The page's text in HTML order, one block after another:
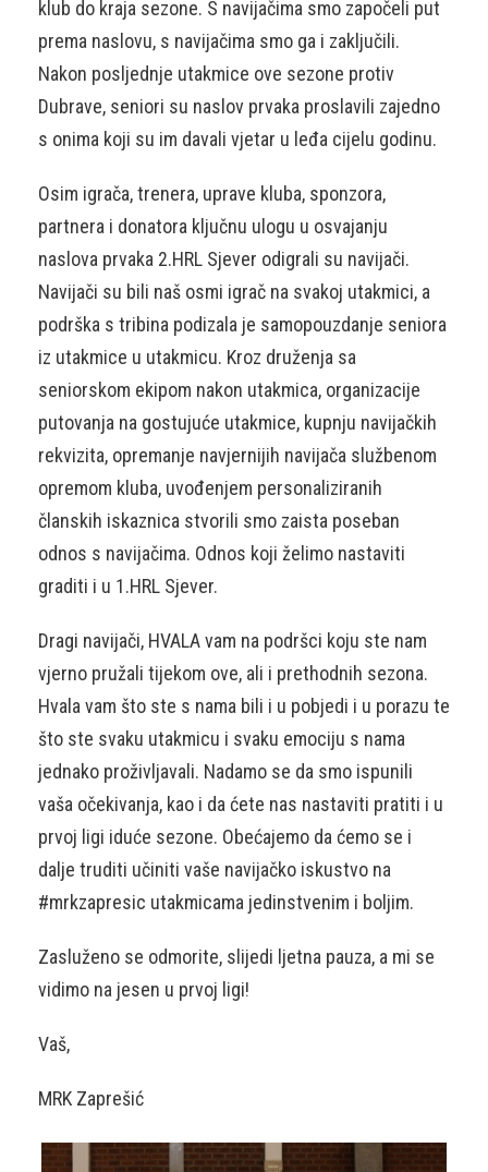
klub do kraja sezone. S navijačima smo započeli put
prema naslovu, s navijačima smo ga i zaključili.
Nakon posljednje utakmice ove sezone protiv
Dubrave, seniori su naslov prvaka proslavili zajedno
s onima koji su im davali vjetar u leđa cijelu godinu.
Osim igrača, trenera, uprave kluba, sponzora,
partnera i donatora ključnu ulogu u osvajanju
naslova prvaka 2.HRL Sjever odigrali su navijači.
Navijači su bili naš osmi igrač na svakoj utakmici, a
podrška s tribina podizala je samopouzdanje seniora
iz utakmice u utakmicu. Kroz druženja sa
seniorskom ekipom nakon utakmica, organizacije
putovanja na gostujuće utakmice, kupnju navijačkih
rekvizita, opremanje navjernijih navijača službenom
opremom kluba, uvođenjem personaliziranih
članskih iskaznica stvorili smo zaista poseban
odnos s navijačima. Odnos koji želimo nastaviti
graditi i u 1.HRL Sjever.
Dragi navijači, HVALA vam na podršci koju ste nam
vjerno pružali tijekom ove, ali i prethodnih sezona.
Hvala vam što ste s nama bili i u pobjedi i u porazu te
što ste svaku utakmicu i svaku emociju s nama
jednako proživljavali. Nadamo se da smo ispunili
vaša očekivanja, kao i da ćete nas nastaviti pratiti i u
prvoj ligi iduće sezone. Obećajemo da ćemo se i
dalje truditi učiniti vaše navijačko iskustvo na
#mrkzapresic utakmicama jedinstvenim i boljim.
Zasluženo se odmorite, slijedi ljetna pauza, a mi se
vidimo na jesen u prvoj ligi!
Vaš,
MRK Zaprešić